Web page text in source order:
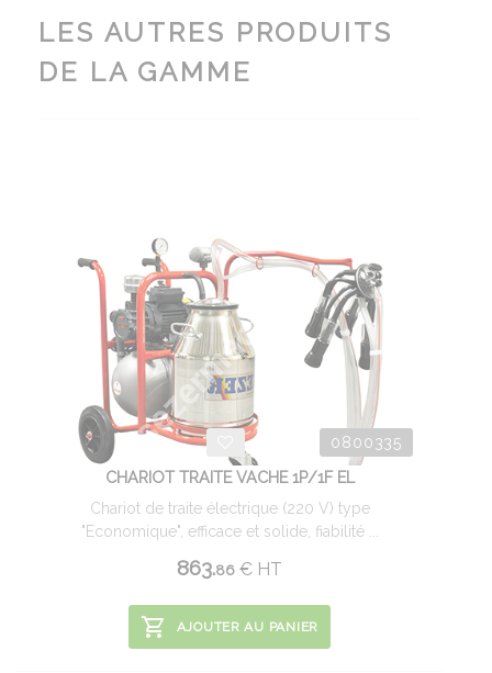
LES AUTRES PRODUITS
DE LA GAMME
0800335
CHARIOT TRAITE VACHE 1P/1F EL
Chariot de traite électrique (220 V) type
"Economique", efficace et solide, fiabilité ...
863.86 € HT
AJOUTER AU PANIER